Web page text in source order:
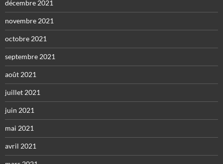
décembre 2021
novembre 2021
octobre 2021
septembre 2021
août 2021
juillet 2021
juin 2021
mai 2021
avril 2021